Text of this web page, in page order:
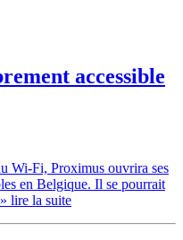
accessible
Wi-Fi, Proximus ouvrira ses
en Belgique. Il se pourrait
» lire la suite